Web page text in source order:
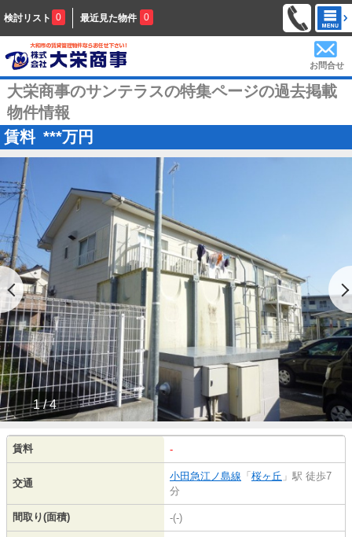
検討リスト 0 最近見た物件 0
お問合せ
大栄商事のサンテラスの特集ページの過去掲載
物件情報
賃料 ***万円
1 / 4
賃料 -
交通
小田急江ノ島線 「 桜ヶ丘 」駅 徒歩7
分
間取り(面積) -(-)